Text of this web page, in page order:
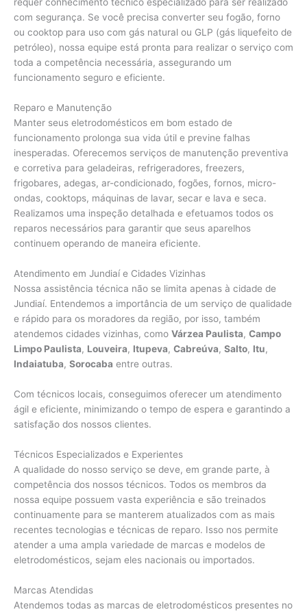
requer conhecimento técnico especializado para ser realizado
com segurança. Se você precisa converter seu fogão, forno
ou cooktop para uso com gás natural ou GLP (gás liquefeito de
petróleo), nossa equipe está pronta para realizar o serviço com
toda a competência necessária, assegurando um
funcionamento seguro e eficiente.
Reparo e Manutenção
Manter seus eletrodomésticos em bom estado de
funcionamento prolonga sua vida útil e previne falhas
inesperadas. Oferecemos serviços de manutenção preventiva
e corretiva para geladeiras, refrigeradores, freezers,
frigobares, adegas, ar-condicionado, fogões, fornos, micro-
ondas, cooktops, máquinas de lavar, secar e lava e seca.
Realizamos uma inspeção detalhada e efetuamos todos os
reparos necessários para garantir que seus aparelhos
continuem operando de maneira eficiente.
Atendimento em Jundiaí e Cidades Vizinhas
Nossa assistência técnica não se limita apenas à cidade de
Jundiaí. Entendemos a importância de um serviço de qualidade
e rápido para os moradores da região, por isso, também
atendemos cidades vizinhas, como Várzea Paulista, Campo
Limpo Paulista, Louveira, Itupeva, Cabreúva, Salto, Itu,
Indaiatuba, Sorocaba entre outras.
Com técnicos locais, conseguimos oferecer um atendimento
ágil e eficiente, minimizando o tempo de espera e garantindo a
satisfação dos nossos clientes.
Técnicos Especializados e Experientes
A qualidade do nosso serviço se deve, em grande parte, à
competência dos nossos técnicos. Todos os membros da
nossa equipe possuem vasta experiência e são treinados
continuamente para se manterem atualizados com as mais
recentes tecnologias e técnicas de reparo. Isso nos permite
atender a uma ampla variedade de marcas e modelos de
eletrodomésticos, sejam eles nacionais ou importados.
Marcas Atendidas
Atendemos todas as marcas de eletrodomésticos presentes no